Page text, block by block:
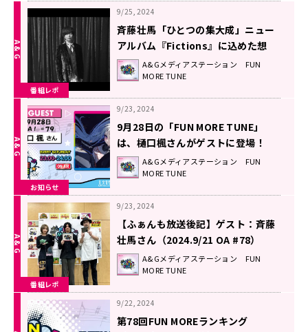
番組レポ
9/25, 2024
斉藤壮馬「ひとつの集大成」ニュー
アルバム『Fictions』に込めた想
い！ A&Gメディアステーション FUN
MORE TUNE
お知らせ
9/23, 2024
9月28日の「FUN MORE TUNE」
は、樋口楓さんがゲストに登場！
A&Gメディアステーション FUN
MORE TUNE
番組レポ
9/23, 2024
【ふぁんも放送後記】ゲスト：斉藤
壮馬さん（2024.9/21 OA #78）
A&Gメディアステーション FUN
MORE TUNE
9/22, 2024
第78回FUN MOREランキング